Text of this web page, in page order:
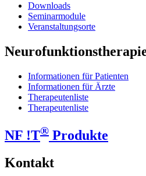
Downloads
Seminarmodule
Veranstaltungsorte
Informationen für Patienten
Informationen für Ärzte
Therapeutenliste
Therapeutenliste
NF !T® Produkte
Kontakt